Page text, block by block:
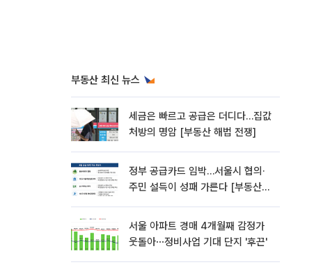
부동산 최신 뉴스
세금은 빠르고 공급은 더디다…집값
처방의 명암 [부동산 해법 전쟁]
정부 공급카드 임박…서울시 협의·
주민 설득이 성패 가른다 [부동산
서울 아파트 경매 4개월째 감정가
웃돌아⋯정비사업 기대 단지 '후끈'